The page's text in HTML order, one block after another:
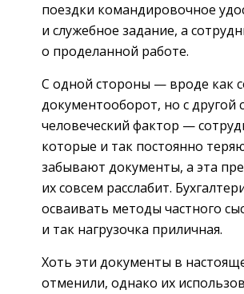
поездки командировочное
и служебное задание, а
о проделанной работе.
С одной стороны — вроде как
документооборот, но с
человеческий фактор —
которые и так постоянно
забывают документы, а эта
их совсем расслабит.
осваивать методы частного
и так нагрузочка приличная.
Хоть эти документы в
отменили, однако их